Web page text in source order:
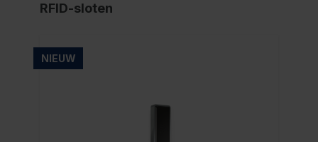
RFID-sloten
NIEUW